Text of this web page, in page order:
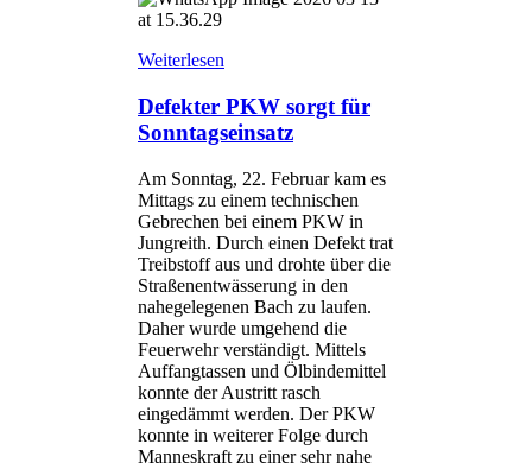
Weiterlesen
Defekter PKW sorgt für
Sonntagseinsatz
Am Sonntag, 22. Februar kam es
Mittags zu einem technischen
Gebrechen bei einem PKW in
Jungreith. Durch einen Defekt trat
Treibstoff aus und drohte über die
Straßenentwässerung in den
nahegelegenen Bach zu laufen.
Daher wurde umgehend die
Feuerwehr verständigt. Mittels
Auffangtassen und Ölbindemittel
konnte der Austritt rasch
eingedämmt werden. Der PKW
konnte in weiterer Folge durch
Manneskraft zu einer sehr nahe